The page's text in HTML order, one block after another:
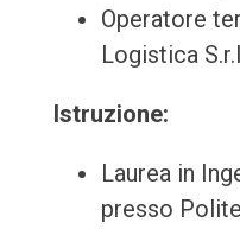
Operatore
Logistica
Istruzione:
Laurea in
presso